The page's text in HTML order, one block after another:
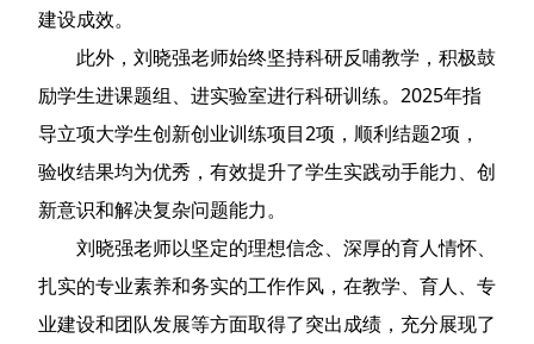
建设成效。
此外，刘晓强老师始终坚持科研反哺教学，积极鼓
励学生进课题组、进实验室进行科研训练。2025年指
导立项大学生创新创业训练项目2项，顺利结题2项，
验收结果均为优秀，有效提升了学生实践动手能力、创
新意识和解决复杂问题能力。
刘晓强老师以坚定的理想信念、深厚的育人情怀、
扎实的专业素养和务实的工作作风，在教学、育人、专
业建设和团队发展等方面取得了突出成绩，充分展现了